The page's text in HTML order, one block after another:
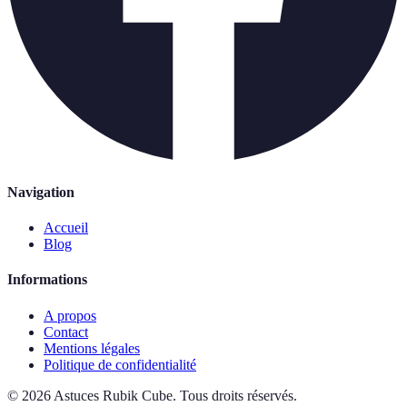
Navigation
Accueil
Blog
Informations
A propos
Contact
Mentions légales
Politique de confidentialité
© 2026 Astuces Rubik Cube. Tous droits réservés.